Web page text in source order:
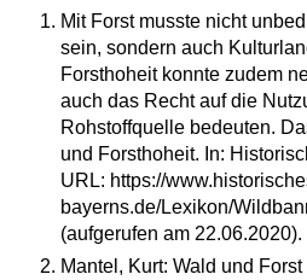
Mit Forst musste nicht
sein, sondern auch
Forsthoheit konnte zudem
auch das Recht auf die
Rohstoffquelle bedeuten.
und Forsthoheit. In:
URL: https://
bayerns.de/Lexikon/
(aufgerufen am 22.06.2020).
Mantel, Kurt: Wald und